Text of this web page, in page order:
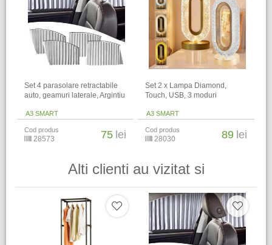
Set 4 parasolare retractabile
auto, geamuri laterale, Argintiu
A3 SMART
Cod produs
28573 75 lei
Set 2 x Lampa Diamond,
Touch, USB, 3 moduri
A3 SMART
Cod produs
28030 89 lei
Alti clienti au vizitat si